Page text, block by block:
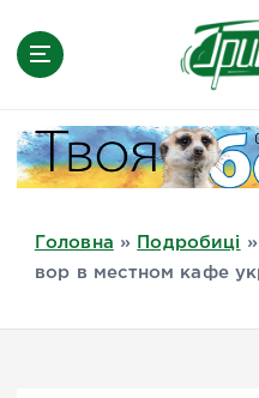
Головна » Подробиці »
вор в местном кафе